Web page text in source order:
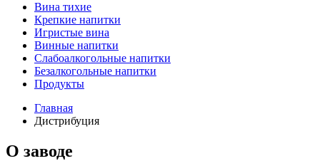
Вина тихие
Крепкие напитки
Игристые вина
Винные напитки
Слабоалкогольные напитки
Безалкогольные напитки
Продукты
Главная
Дистрибуция
О заводе